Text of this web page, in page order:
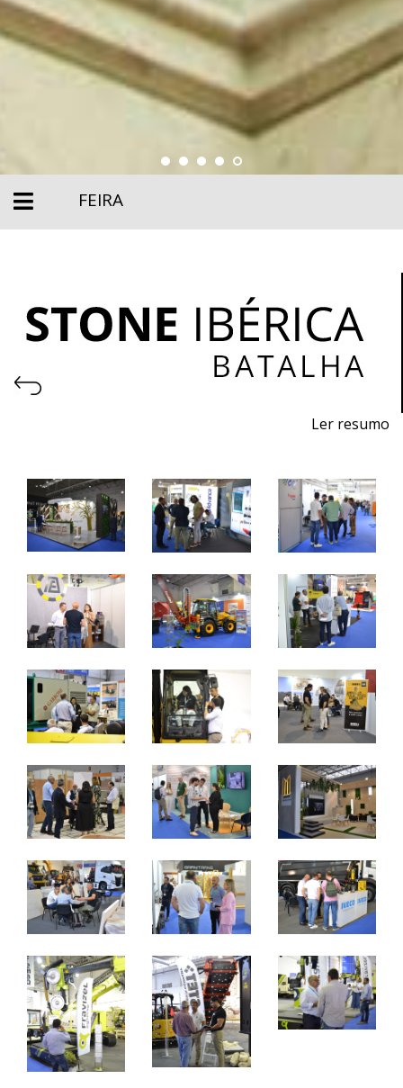
FEIRA
Ler resumo
Pavimentos, Revestimentos para a Construção Civil.
Máquinas, Ferramentas e Acessórios.
22 a 24 de junho 2023 - EXPOSALÃO - Batalha
quinta a sábado - 10h / 19h